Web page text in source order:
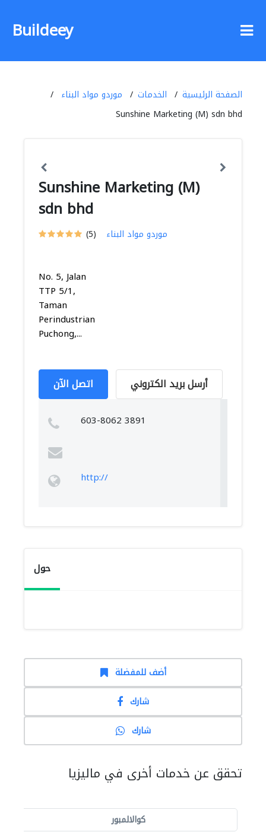
Buildeey
الصفحة الرئيسية الخدمات
موردو مواد البناء
Sunshine Marketing (M) sdn bhd
Sunshine Marketing (M)
sdn bhd
(5) موردو مواد البناء
No. 5, Jalan
TTP 5/1,
Taman
Perindustrian
Puchong,...
اتصل الآن أرسل بريد الكتروني
603-8062 3891
http://
حول
أضف للمفضلة
شارك
شارك
تحقق عن خدمات أخرى في ماليزيا
كوالالمبور